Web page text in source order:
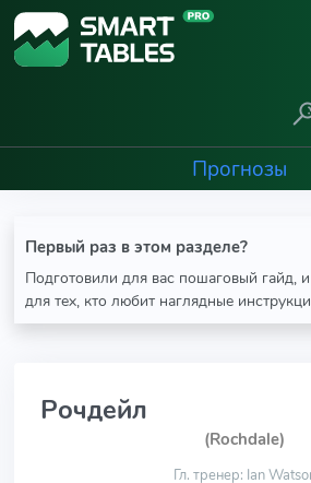
Прогнозы
Первый раз в этом разделе?
Подготовили для вас пошаговый гайд,
для тех, кто любит наглядные
Рочдейл
(Rochdale)
Гл. тренер: Ian